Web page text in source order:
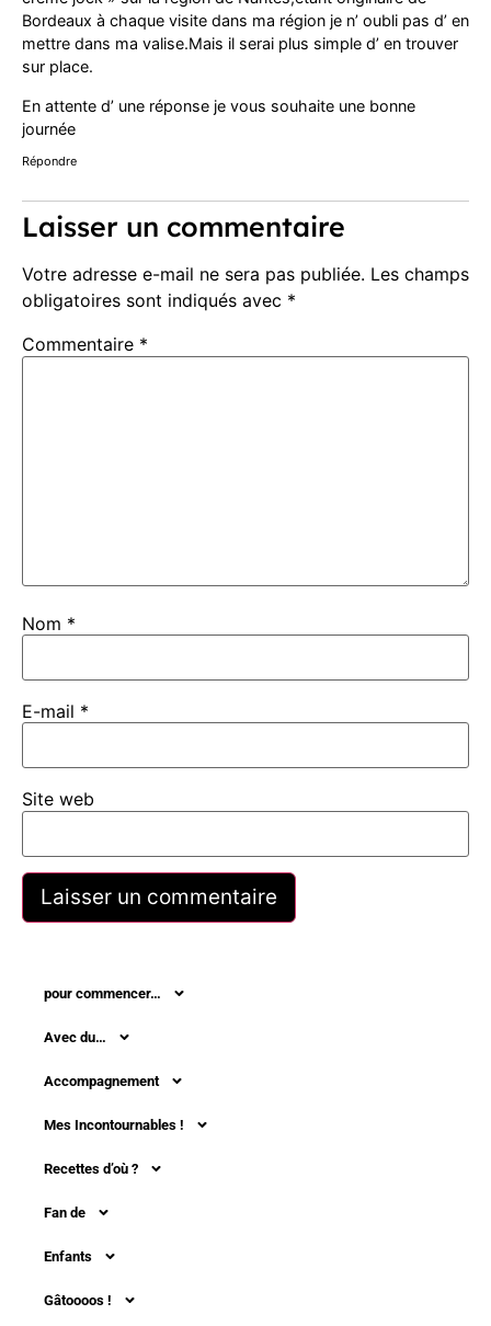
Bordeaux à chaque visite dans ma région je n’ oubli pas d’ en
mettre dans ma valise.Mais il serai plus simple d’ en trouver
sur place.
En attente d’ une réponse je vous souhaite une bonne
journée
Répondre
Laisser un commentaire
Votre adresse e-mail ne sera pas publiée. Les champs
obligatoires sont indiqués avec *
Commentaire *
Nom *
E-mail *
Site web
pour commencer…
Avec du…
Accompagnement
Mes Incontournables !
Recettes d’où ?
Fan de
Enfants
Gâtoooos !